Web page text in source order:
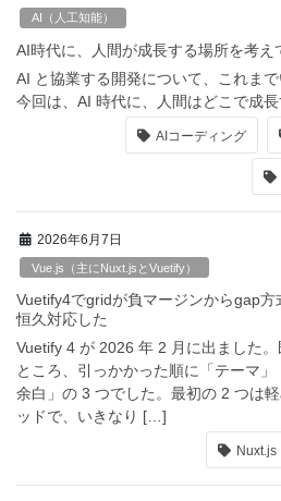
AI（人工知能）
AI時代に、人間が成長する場所を考え
AI と協業する開発について、これまで
今回は、AI 時代に、人間はどこで成長
AIコーディング
2026年6月7日
Vue.js（主にNuxt.jsとVuetify）
Vuetify4でgridが負マージンからgap方
恒久対応した
Vuetify 4 が 2026 年 2 月に出ました
ところ、引っかかった順に「テーマ
余白」の 3 つでした。最初の 2 つは
ッドで、いきなり […]
Nuxt.js